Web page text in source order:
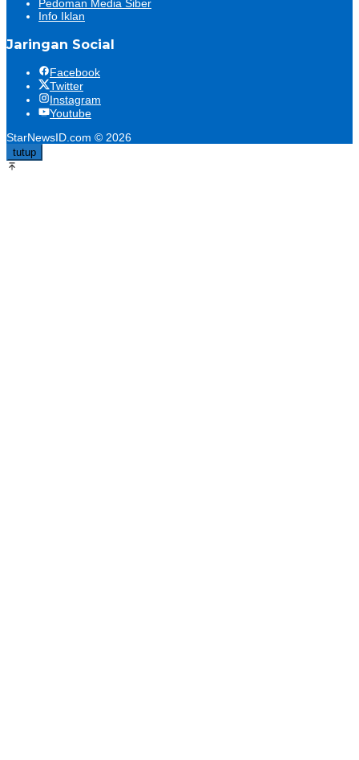
Pedoman Media Siber
Info Iklan
Jaringan Social
Facebook
Twitter
Instagram
Youtube
StarNewsID.com © 2026
tutup